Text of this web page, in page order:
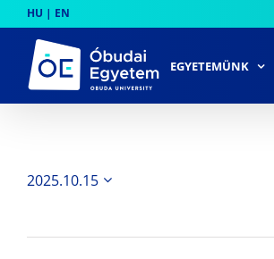
to
content
HU | EN
EGYETEMÜNK
2025.10.15